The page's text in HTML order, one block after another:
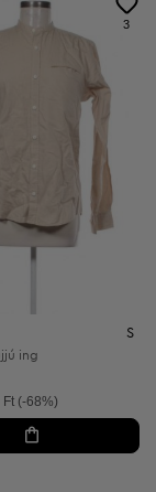
3
S
ing
(-68%)